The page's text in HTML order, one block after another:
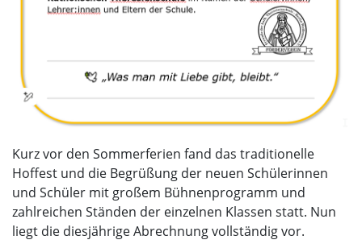
Kurz vor den Sommerferien fand das traditionelle
Hoffest und die Begrüßung der neuen Schülerinnen
und Schüler mit großem Bühnenprogramm und
zahlreichen Ständen der einzelnen Klassen statt. Nun
liegt die diesjährige Abrechnung vollständig vor.